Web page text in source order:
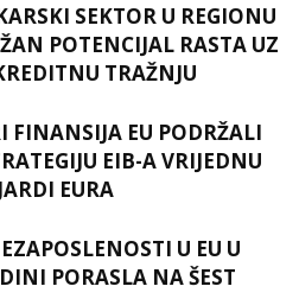
SEKTOR U REGIONU
POTENCIJAL RASTA UZ
TRAŽNJU
FINANSIJA EU PODRŽALI
EIB-A VRIJEDNU
EURA
U EU U
PORASLA NA ŠEST